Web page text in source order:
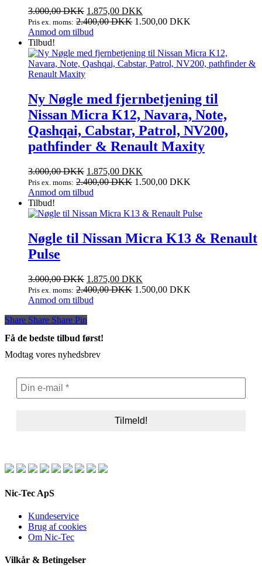
3.000,00DKK Den
oprindelige
pris
3.000,00 DKK.
1.875,00 DKK
aktuelle
1.875,00 DKK.
Pris ex. moms: 2.400,00DKK 1.500,00 DKK
Anmod om tilbud
Tilbud!
Ny Nøgle med fjernbetjening til
Nissan Micra K12, Navara, Note,
Qashqai, Cabstar, Patrol, NV200,
pathfinder & Renault Maxity
3.000,00DKK Den
oprindelige
pris
3.000,00 DKK.
1.875,00 DKK
aktuelle
1.875,00 DKK.
Pris ex. moms: 2.400,00DKK 1.500,00 DKK
Anmod om tilbud
Tilbud!
Nøgle til Nissan Micra K13 & Renault
Pulse
3.000,00DKK Den
oprindelige
pris
3.000,00 DKK.
1.875,00 DKK
aktuelle
Pris ex. moms: 2.400,00DKK 1.500,00 DKK
Anmod om tilbud
Share
Share Share Share Pin
Få de bedste tilbud først!
Modtag vores nyhedsbrev
Nic-Tec ApS
Kundeservice
Brug af cookies
Om Nic-Tec
Vilkår & Betingelser